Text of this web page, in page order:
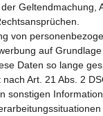
Geltendmachung,
von
auf
Daten so lange
Art. 21 Abs. 2
sonstigen